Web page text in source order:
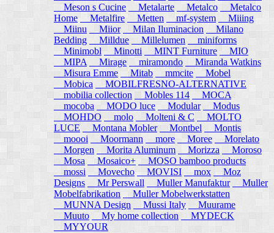
Meson s Cucine
Metalarte Metalco
Metalco
Home Metalfire Metten mf-system
Miiing
Miinu
Miior Milan Iluminacion
Milano
Bedding
Milldue Millelumen
miniforms
Minimobl Minotti MINT Furniture
MIO
MIPA
Mirage miramondo
Miranda Watkins
Misura Emme
Mitab mmcite
Mobel
Mobica
MOBILFRESNO-ALTERNATIVE
mobilia collection
Mobles 114
MOCA
mocoba
MODO luce Modular
Modus
MOHDO
molo Molteni & C
MOLTO
LUCE
Montana Mobler Montbel
Montis
moooi
Moormann more Moree
Morelato
Morgen
Morita Aluminum Morizza
Moroso
Mosa
Mosaico+
MOSO bamboo products
mossi
Movecho MOVISI mox
Moz
Designs
Mr Perswall Muller Manufaktur
Muller
Mobelfabrikation
Muller Mobelwerkstatten
MUNNA Design
Mussi Italy
Muurame
Muuto My home collection
MYDECK
MYYOUR